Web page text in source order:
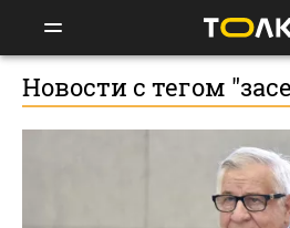
Новости с тегом